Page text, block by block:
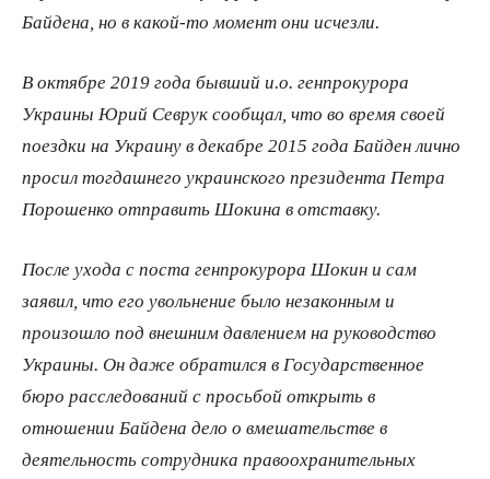
Байдена, но в какой-то момент они исчезли.
В октябре 2019 года бывший и.о. генпрокурора
Украины Юрий Севрук сообщал, что во время своей
поездки на Украину в декабре 2015 года Байден лично
просил тогдашнего украинского президента Петра
Порошенко отправить Шокина в отставку.
После ухода с поста генпрокурора Шокин и сам
заявил, что его увольнение было незаконным и
произошло под внешним давлением на руководство
Украины. Он даже обратился в Государственное
бюро расследований с просьбой открыть в
отношении Байдена дело о вмешательстве в
деятельность сотрудника правоохранительных